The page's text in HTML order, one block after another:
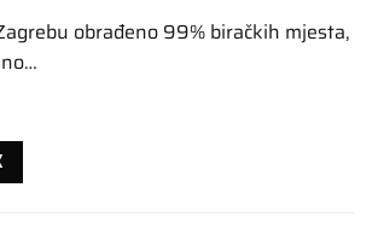
obrađeno 99% biračkih mjesta,